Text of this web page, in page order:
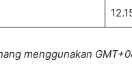
menggunakan